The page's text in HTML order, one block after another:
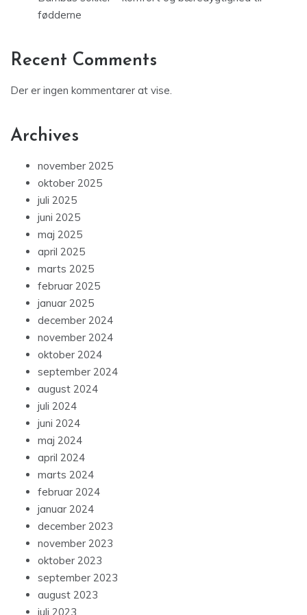
fødderne
Recent Comments
Der er ingen kommentarer at vise.
Archives
november 2025
oktober 2025
juli 2025
juni 2025
maj 2025
april 2025
marts 2025
februar 2025
januar 2025
december 2024
november 2024
oktober 2024
september 2024
august 2024
juli 2024
juni 2024
maj 2024
april 2024
marts 2024
februar 2024
januar 2024
december 2023
november 2023
oktober 2023
september 2023
august 2023
juli 2023